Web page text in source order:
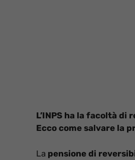
L’INPS ha la facoltà
Ecco come salvare la
La pensione di